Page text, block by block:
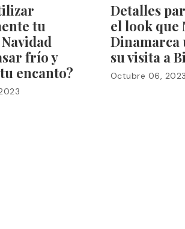
tu
frío y
encanto?
Detalles
el look que
Dinamarca
su visita a
Octubre 06, 2023